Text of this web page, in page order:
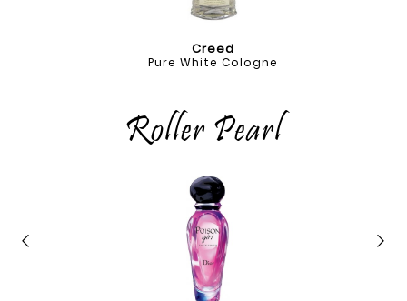
Creed
Pure White Cologne
Roller Pearl